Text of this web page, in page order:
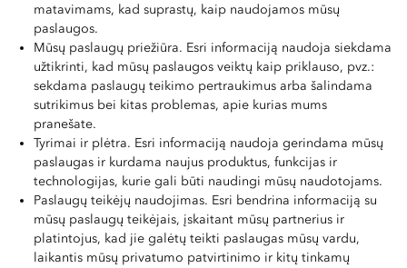
matavimams, kad suprastų, kaip naudojamos mūsų
paslaugos.
Mūsų paslaugų priežiūra. Esri informaciją naudoja siekdama
užtikrinti, kad mūsų paslaugos veiktų kaip priklauso, pvz.:
sekdama paslaugų teikimo pertraukimus arba šalindama
sutrikimus bei kitas problemas, apie kurias mums
pranešate.
Tyrimai ir plėtra. Esri informaciją naudoja gerindama mūsų
paslaugas ir kurdama naujus produktus, funkcijas ir
technologijas, kurie gali būti naudingi mūsų naudotojams.
Paslaugų teikėjų naudojimas. Esri bendrina informaciją su
mūsų paslaugų teikėjais, įskaitant mūsų partnerius ir
platintojus, kad jie galėtų teikti paslaugas mūsų vardu,
laikantis mūsų privatumo patvirtinimo ir kitų tinkamų